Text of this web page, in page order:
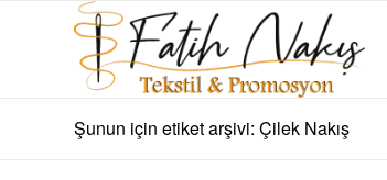
Şunun için etiket arşivi: Çilek Nakış